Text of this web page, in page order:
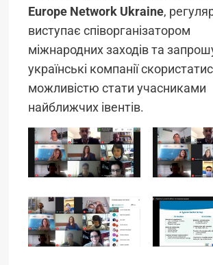
Europe Network Ukraine,
виступає співорганізатором
міжнародних заходів та
українські компанії
можливістю стати учасниками
найближчих івентів.